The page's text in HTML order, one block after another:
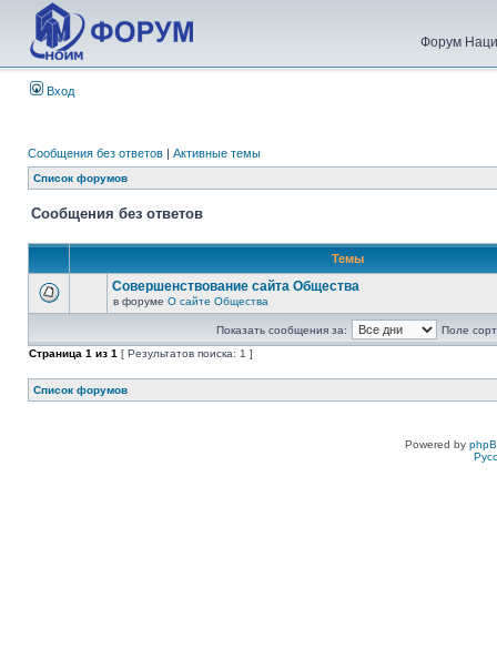
Форум
Вход
Сообщения без ответов | Активные темы
Список форумов
Сообщения без ответов
Темы
Совершенствование сайта Общества
в форуме О сайте Общества
Показать сообщения за:
Поле
Страница 1 из 1 [ Результатов поиска: 1 ]
Список форумов
Powered by